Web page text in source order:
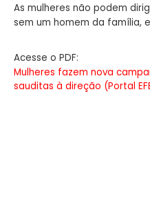
As mulheres não podem
sem um homem da família,
Acesse o PDF:
Mulheres fazem nova
sauditas à direção (Portal